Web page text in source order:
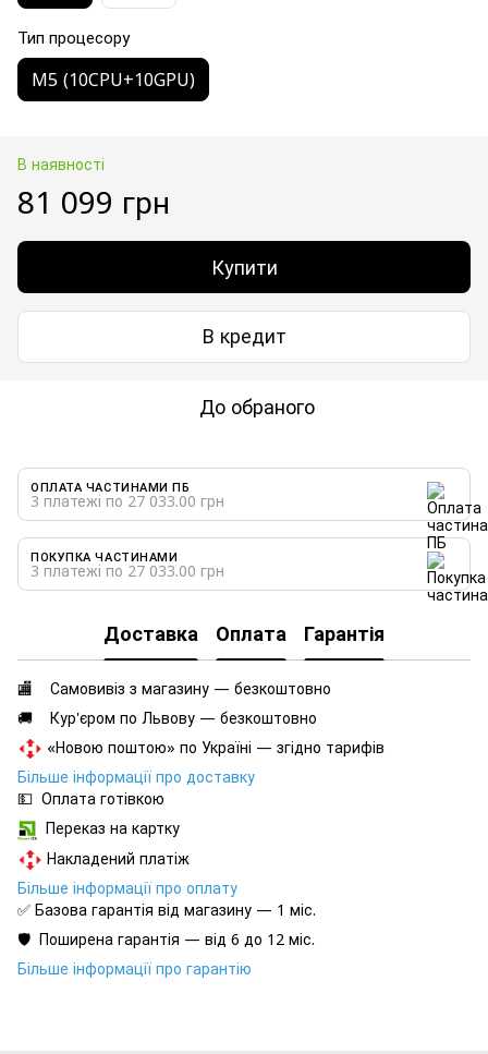
Тип процесору
M5 (10CPU+10GPU)
В наявності
81 099 грн
Купити
В кредит
До обраного
ОПЛАТА ЧАСТИНАМИ ПБ
3 платежі по 27 033.00 грн
ПОКУПКА ЧАСТИНАМИ
3 платежі по 27 033.00 грн
Доставка Оплата Гарантія
🏬 Самовивіз з магазину — безкоштовно
🚚 Кур'єром по Львову — безкоштовно
«Новою поштою» по Україні — згідно тарифів
Більше інформації про доставку
💵 Оплата готівкою
Переказ на картку
Накладений платіж
Більше інформації про оплату
✅ Базова гарантія від магазину — 1 міс.
🛡️ Поширена гарантія — від 6 до 12 міс.
Більше інформації про гарантію